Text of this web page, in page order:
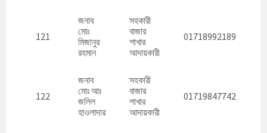
121
জনাব
মোঃ
মিজানুর
রহমান
সহকারী
বাজার
শাখার
আদায়কারী
01718992189
122
জনাব
মোঃ আঃ
জলিল
হাওলাদার
সহকারী
বাজার
শাখার
আদায়কারী
01719847742